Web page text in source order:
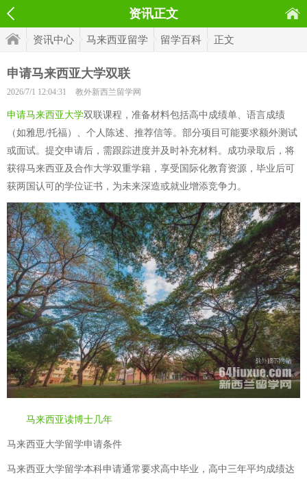
资讯正文
资讯中心 马来西亚留学 留学百科 正文
申请马来西亚大学双联
2026/7/1 12:04:31 教外新西兰留学网
申请马来西亚大学双联课程，准备材料包括高中成绩单、语言成绩
（如雅思/托福）、个人陈述、推荐信等。部分项目可能要求额外测试
或面试。提交申请后，需跟踪进度并及时补充材料。成功录取后，将
获得马来西亚及合作大学双重学籍，享受国际化教育资源，毕业后可
获两国认可的学位证书，为未来深造或就业增添竞争力。
马来西亚读博士几年
马来西亚大学留学申请条件
马来西亚大学留学本科申请通常要求高中毕业，高中三年平均成绩达